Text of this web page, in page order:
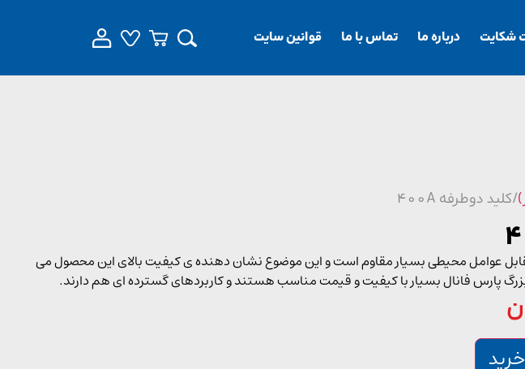
شکایت درباره ما تماس با ما قوانین سایت
/ کلید دوطرفه 400A
پنج شاخ 16 آمپر در مقابل عوامل محیطی بسیار مقاوم است و این موضوع نشان دهنده ی کیفیت بالای این محصول می
پارس فانال بسیار با کیفیت و قیمت مناسب هستند و کاربردهای گسترده ای هم دارند.